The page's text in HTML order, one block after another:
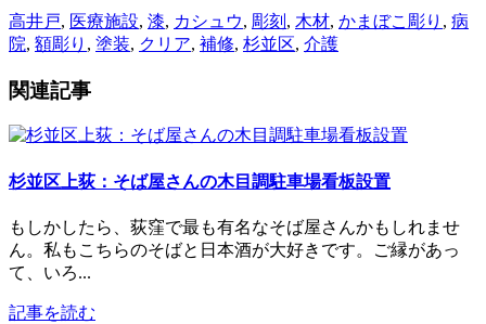
高井戸, 医療施設, 漆, カシュウ, 彫刻 , 木材, かまぼこ彫り , 病
院, 額彫り , 塗装, クリア, 補修, 杉並区, 介護
関連記事
杉並区上荻：そば屋さんの木目調駐車場看板設置
もしかしたら、荻窪で最も有名なそば屋さんかもしれませ
ん。私もこちらのそばと日本酒が大好きです。ご縁があっ
て、いろ...
記事を読む